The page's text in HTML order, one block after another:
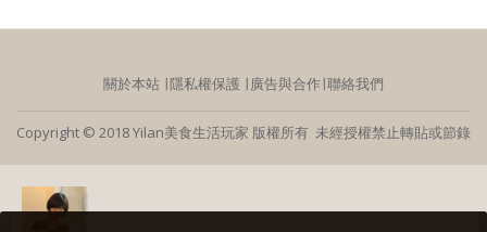
關於本站 ∣隱私權保護 ∣ 廣告與合作∣聯絡我們
Copyright © 2018 Yilan美食生活玩家 版權所有 未經授權禁止轉貼或節錄